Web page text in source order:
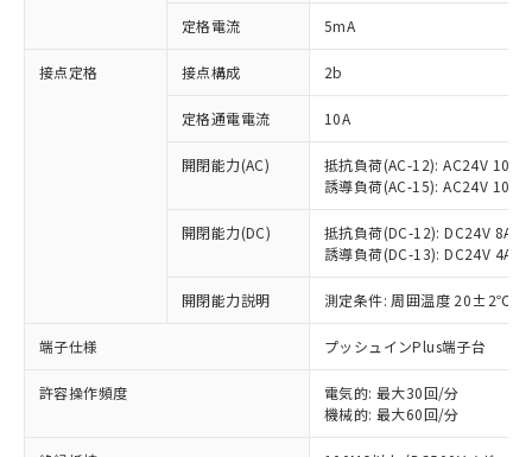
定格電流 5mA
接点定格 接点構成 2b
定格通電電流 10A
開閉能力(AC)
抵抗負荷(AC-12): AC24V 10A/
誘導負荷(AC-15): AC24V
開閉能力(DC)
抵抗負荷(DC-12): DC24V 8A/
誘導負荷(DC-13): DC24V 4A/
開閉能力説明 測定条件: 周囲温度 20±2℃、
端子仕様 プッシュインPlus端子台
許容操作頻度
電気的: 最大30回/分
機械的: 最大60回/分
ご利用条件
以下の条件をお読みいただき、同意のうえ
ご利用ください。
本サービスは、当社制御機器事業取扱
商品の当社在庫状況および標準価格
(税抜)を提供させていただくもので
当社制御機器事業取扱商品の中には、
ことをご了承ください。
在庫状況および標準価格照会結果は、
記載している更新日時点での社内デー
タに基づき作成されるものであり、閲
対応予定：EU RoHS指令（10物質）の非含
有に対応した製品に切り替える予定のある
対応予定なし：EU RoHS指令（10物質）の
非含有に非対応の商品で、対応品を出す予
定はありません。
調査・確認中：EU RoHS指令（10物質）の
非含有の対応状況を調査中または確認中の
非該当品：ライセンス料など無形物で、有
害物質有無と関係のない商品です。
仕入先様の事情により、非含有部品として
いたものが、含有品と判明した場合などや
むを得ず変更することがあります。
鉛(Pb) 1000ppm以下、 水銀(Hg) 1000ppm以下、 カド
※1 中国RoHS○×表
「○」：最大均質材料含有率が中国RoHSの
基準値以下であることを示します。
「×」：最大均質材料含有率が中国RoHSの
基準値を超えていることを示します。
「－」：未確認です。当社販売部門へお問
い合わせください。
*中国RoHS10物質の基準値 (GB/T26572)：
当社は、これら貴社製品のうち、外国
為替および外国貿易法に定める商品
（以下｢規制貨物等」という）を輸出
または国外への提供する場合は、日本
国政府の輸出許可(または役務取引許